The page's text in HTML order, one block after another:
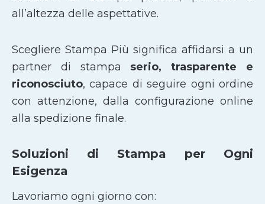
all’altezza delle aspettative.
Scegliere Stampa Più significa affidarsi a un
partner di stampa serio, trasparente e
riconosciuto, capace di seguire ogni ordine
con attenzione, dalla configurazione online
alla spedizione finale.
Soluzioni di Stampa per Ogni
Esigenza
Lavoriamo ogni giorno con: